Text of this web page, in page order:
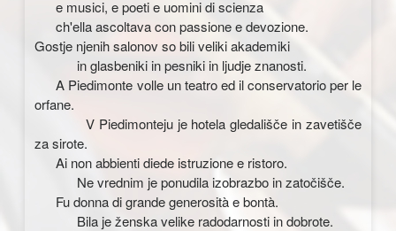
e musici, e poeti e uomini di scienza
ch'ella ascoltava con passione e devozione.
Gostje njenih salonov so bili veliki akademiki
in glasbeniki in pesniki in ljudje znanosti.
A Piedimonte volle un teatro ed il conservatorio per le
orfane.
V Piedimonteju je hotela gledališče in zavetišče
za sirote.
Ai non abbienti diede istruzione e ristoro.
Ne vrednim je ponudila izobrazbo in zatočišče.
Fu donna di grande generosità e bontà.
Bila je ženska velike radodarnosti in dobrote.